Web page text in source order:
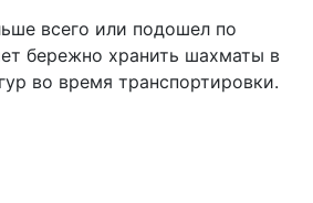
всего или подошел по
бережно хранить шахматы в
во время транспортировки.